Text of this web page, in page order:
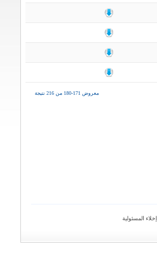
معروض 171-180 من 216 نتيجة
إخلاء المسئولية